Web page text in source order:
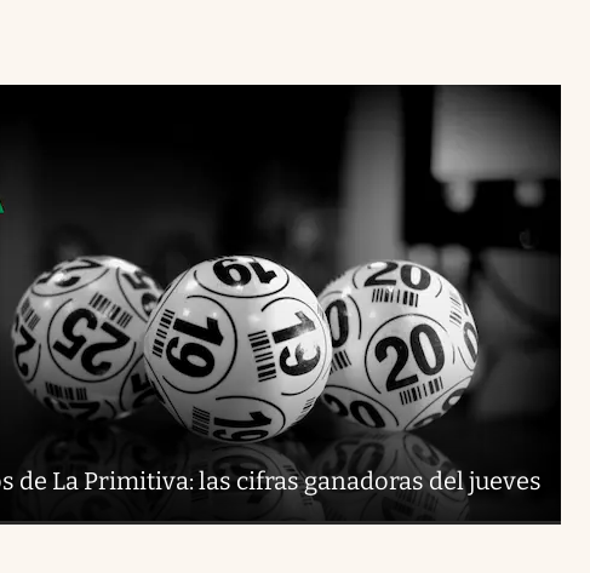
de La Primitiva: las cifras ganadoras del jueves